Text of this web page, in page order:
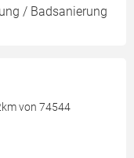
/ Badsanierung
von 74544